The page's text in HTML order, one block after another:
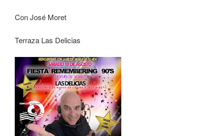
Con José Moret
Terraza Las Delicias